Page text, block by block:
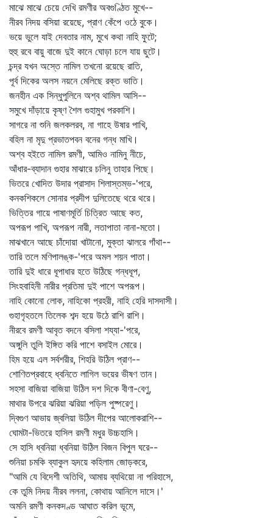
মাঝে মাঝে চেয়ে দেখি রমণীর অবগুণ্ঠিত মুখে--
নীরব নিদয় বসিয়া রয়েছে, প্রাণ কেঁপে ওঠে বুকে।
ভয়ে ভুলে যাই দেবতার নাম, মুখে কথা নাহি ফুটে;
হুহু রবে বায়ু বাজে দুই কানে ঘোড়া চলে যায় ছুটে।
চন্দ্র যখন অস্তে নামিল তখনো রয়েছে রাতি,
পূর্ব দিকের অলস নয়নে মেলিছে রক্ত ভাতি।
জনহীন এক সিন্ধুপুলিনে অশ্ব থামিল আসি--
সমুখে দাঁড়ায়ে কৃষ্ণ শৈল গুহামুখ পরকাশি।
সাগরে না শুনি জলকলরব, না গাহে উষার পাখি,
বহিল না মৃদু প্রভাতপবন বনের গন্ধ মাখি।
অশ্ব হইতে নামিল রমণী, আমিও নামিনু নীচে,
আঁধার-ব্যাদান গুহার মাঝারে চলিনু তাহার পিছে।
ভিতরে খোদিত উদার প্রাসাদ শিলাস্তম্ভ-'পরে,
কনকশিকলে সোনার প্রদীপ দুলিতেছে থরে থরে।
ভিত্তির গায়ে পাষাণমূর্তি চিত্রিত আছে কত,
অপরূপ পাখি, অপরূপ নারী, লতাপাতা নানা-মতো।
মাঝখানে আছে চাঁদোয়া খাটানো, মুক্তা ঝালরে গাঁথা--
তারি তলে মণিপালঙ্ক-'পরে অমল শয়ন পাতা।
তারি দুই ধারে ধূপাধার হতে উঠিছে গন্ধধূপ,
সিংহবাহিনী নারীর প্রতিমা দুই পাশে অপরূপ।
নাহি কোনো লোক, নাহিকো প্রহরী, নাহি হেরি দাসদাসী।
গুহাগৃহতলে তিলেক শব্দ হয়ে উঠে রাশি রাশি।
নীরবে রমণী আবৃত বদনে বসিলা শয্যা-'পরে,
অঙ্গুলি তুলি ইঙ্গিত করি পাশে বসাইল মোরে।
হিম হয়ে এল সর্বশরীর, শিহরি উঠিল প্রাণ--
শোণিতপ্রবাহে ধ্বনিতে লাগিল ভয়ের ভীষণ তান।
সহসা বাজিয়া বাজিয়া উঠিল দশ দিকে বীণা-বেণু,
মাথার উপরে ঝরিয়া ঝরিয়া পড়িল পুষ্পরেণু।
দ্বিগুণ আভায় জ্বলিয়া উঠিল দীপের আলোকরাশি--
ঘোমটা-ভিতরে হাসিল রমণী মধুর উচ্চহাসি।
সে হাসি ধ্বনিয়া ধ্বনিয়া উঠিল বিজন বিপুল ঘরে--
শুনিয়া চমকি ব্যাকুল হৃদয়ে কহিলাম জোড়করে,
"আমি যে বিদেশী অতিথি, আমায় ব্যথিয়ো না পরিহাসে,
কে তুমি নিদয় নীরব ললনা, কোথায় আনিলে দাসে।'
অমনি রমণী কনকদণ্ড আঘাত করিল ভূমে,